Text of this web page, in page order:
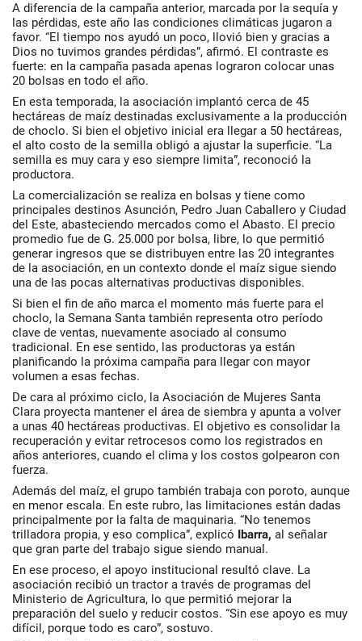
A diferencia de la campaña anterior, marcada por la sequía y
las pérdidas, este año las condiciones climáticas jugaron a
favor. “El tiempo nos ayudó un poco, llovió bien y gracias a
Dios no tuvimos grandes pérdidas”, afirmó. El contraste es
fuerte: en la campaña pasada apenas lograron colocar unas
20 bolsas en todo el año.
En esta temporada, la asociación implantó cerca de 45
hectáreas de maíz destinadas exclusivamente a la producción
de choclo. Si bien el objetivo inicial era llegar a 50 hectáreas,
el alto costo de la semilla obligó a ajustar la superficie. “La
semilla es muy cara y eso siempre limita”, reconoció la
productora.
La comercialización se realiza en bolsas y tiene como
principales destinos Asunción, Pedro Juan Caballero y Ciudad
del Este, abasteciendo mercados como el Abasto. El precio
promedio fue de G. 25.000 por bolsa, libre, lo que permitió
generar ingresos que se distribuyen entre las 20 integrantes
de la asociación, en un contexto donde el maíz sigue siendo
una de las pocas alternativas productivas disponibles.
Si bien el fin de año marca el momento más fuerte para el
choclo, la Semana Santa también representa otro período
clave de ventas, nuevamente asociado al consumo
tradicional. En ese sentido, las productoras ya están
planificando la próxima campaña para llegar con mayor
volumen a esas fechas.
De cara al próximo ciclo, la Asociación de Mujeres Santa
Clara proyecta mantener el área de siembra y apunta a volver
a unas 40 hectáreas productivas. El objetivo es consolidar la
recuperación y evitar retrocesos como los registrados en
años anteriores, cuando el clima y los costos golpearon con
fuerza.
Además del maíz, el grupo también trabaja con poroto, aunque
en menor escala. En este rubro, las limitaciones están dadas
principalmente por la falta de maquinaria. “No tenemos
trilladora propia, y eso complica”, explicó Ibarra, al señalar
que gran parte del trabajo sigue siendo manual.
En ese proceso, el apoyo institucional resultó clave. La
asociación recibió un tractor a través de programas del
Ministerio de Agricultura, lo que permitió mejorar la
preparación del suelo y reducir costos. “Sin ese apoyo es muy
difícil, porque todo es caro”, sostuvo.